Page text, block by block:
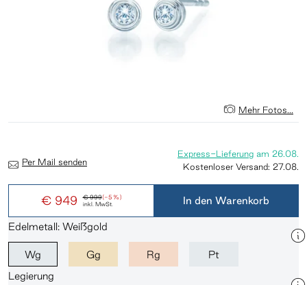
Mehr Fotos...
€ 999(-5 %)
€ 949 inkl. MwSt.
Express-Lieferung am 26.08.
Kostenloser Versand: 27.08.
Per Mail senden
In den Warenkorb
Edelmetall: Weißgold
Wg Gg Rg
Pt
Legierung